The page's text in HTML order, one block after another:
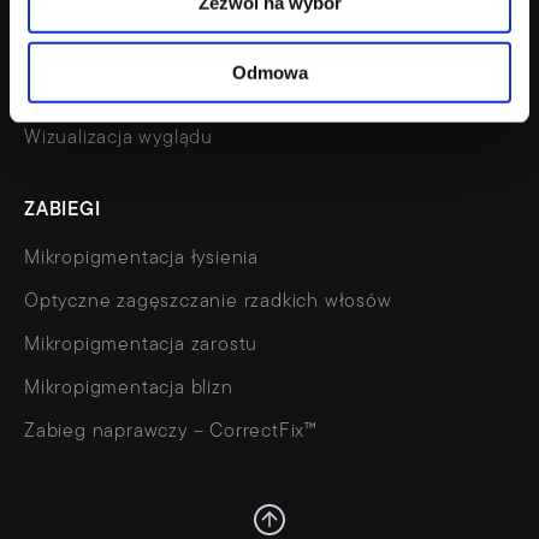
Odmowa
FAQ
Kalkulator
Wizualizacja wyglądu
ZABIEGI
Mikropigmentacja łysienia
Optyczne zagęszczanie rzadkich włosów
Mikropigmentacja zarostu
Mikropigmentacja blizn
Zabieg naprawczy – CorrectFix™